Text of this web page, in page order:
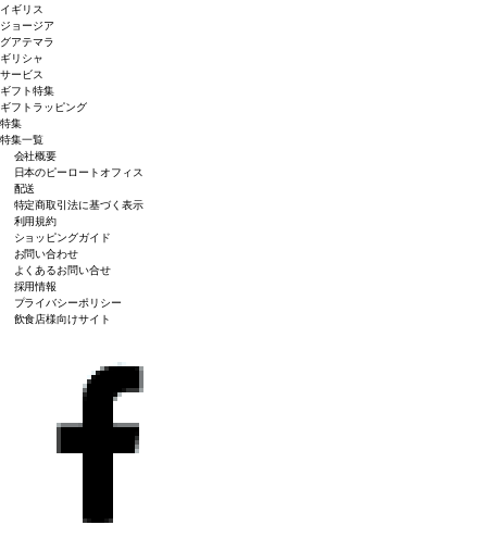
イギリス
ジョージア
グアテマラ
ギリシャ
サービス
ギフト特集
ギフトラッピング
特集
特集一覧
会社概要
日本のピーロートオフィス
配送
特定商取引法に基づく表示
利用規約
ショッピングガイド
お問い合わせ
よくあるお問い合せ
採用情報
プライバシーポリシー
飲食店様向けサイト